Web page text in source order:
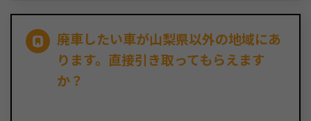
廃車したい車が山梨県以外の地域にあ
ります。直接引き取ってもらえます
か？